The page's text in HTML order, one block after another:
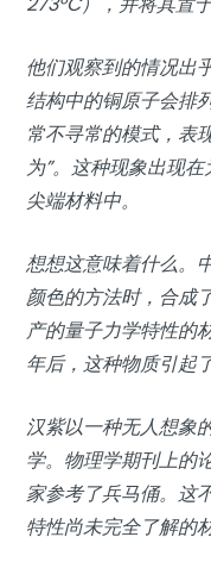
他们观察到的情况出
结构中的铜原子会排
常不寻常的模式，表
为”。这种现象出现
尖端材料中。
想想这意味着什么。
颜色的方法时，合成
产的量子力学特性的
年后，这种物质引起
汉紫以一种无人想象
学。物理学期刊上的
家参考了兵马俑。这
特性尚未完全了解的